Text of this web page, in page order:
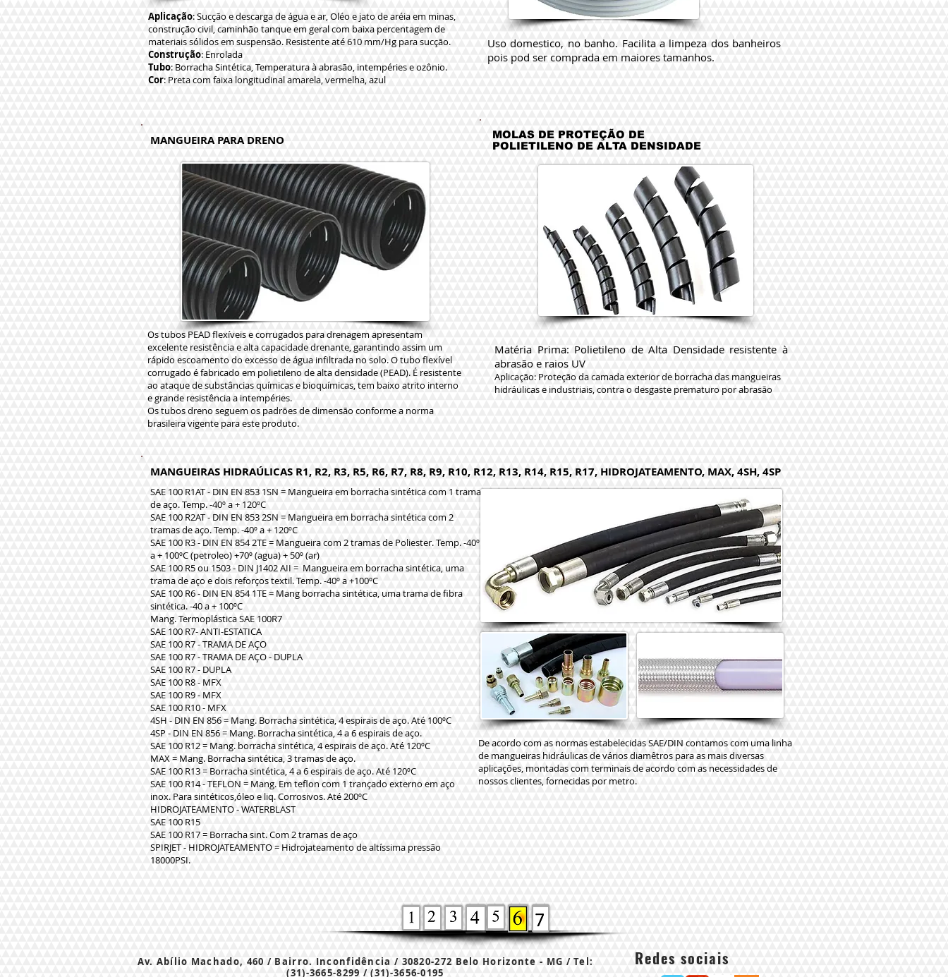
Aplicação: Sucção e descarga de água e ar, Oléo e jato de aréia em minas,
construção civil, caminhão tanque em geral com baixa percentagem de
materiais sólidos em suspensão. Resistente até 610 mm/Hg para sucção.
Construção: Enrolada
Tubo: Borracha Sintética, Temperatura à abrasão, intempéries e ozônio.
Cor: Preta com faixa longitudinal amarela, vermelha, azul
Uso domestico, no banho. Facilita a limpeza dos banheiros
pois pod ser comprada em maiores tamanhos.
MANGUEIRA PARA DRENO
Os tubos PEAD flexíveis e corrugados para drenagem apresentam
excelente resistência e alta capacidade drenante, garantindo assim um
rápido escoamento do excesso de água infiltrada no solo. O tubo flexível
corrugado é fabricado em polietileno de alta densidade (PEAD). É resistente
ao ataque de substâncias químicas e bioquímicas, tem baixo atrito interno
e grande resistência a intempéries.
Os tubos dreno seguem os padrões de dimensão conforme a norma
brasileira vigente para este produto.
MOLAS DE PROTEÇÃO DE
POLIETILENO DE ALTA DENSIDADE
Matéria Prima: Polietileno de Alta Densidade resistente à
abrasão e raios UV
Aplicação: Proteção da camada exterior de borracha das mangueiras
hidráulicas e industriais, contra o desgaste prematuro por abrasão
MANGUEIRAS HIDRAÚLICAS R1, R2, R3, R5, R6, R7, R8, R9, R10, R12, R13, R14, R15, R17, HIDROJATEAMENTO, MAX, 4SH, 4SP
De acordo com as normas estabelecidas SAE/DIN contamos com uma linha
de mangueiras hidráulicas de vários diamêtros para as mais diversas
aplicações, montadas com terminais de acordo com as necessidades de
nossos clientes, fornecidas por metro.
SAE 100 R1AT - DIN EN 853 1SN = Mangueira em borracha sintética com 1 trama
de aço. Temp. -40º a + 120ºC
SAE 100 R2AT - DIN EN 853 2SN = Mangueira em borracha sintética com 2
tramas de aço. Temp. -40º a + 120ºC
SAE 100 R3 - DIN EN 854 2TE = Mangueira com 2 tramas de Poliester. Temp. -40º
a + 100ºC (petroleo) +70º (agua) + 50º (ar)
SAE 100 R5 ou 1503 - DIN J1402 AII = Mangueira em borracha sintética, uma
trama de aço e dois reforços textil. Temp. -40º a +100ºC
SAE 100 R6 - DIN EN 854 1TE = Mang borracha sintética, uma trama de fibra
sintética. -40 a + 100ºC
Mang. Termoplástica SAE 100R7
SAE 100 R7- ANTI-ESTATICA
SAE 100 R7 - TRAMA DE AÇO
SAE 100 R7 - TRAMA DE AÇO - DUPLA
SAE 100 R7 - DUPLA
SAE 100 R8 - MFX
SAE 100 R9 - MFX
SAE 100 R10 - MFX
4SH - DIN EN 856 = Mang. Borracha sintética, 4 espirais de aço. Até 100ºC
4SP - DIN EN 856 = Mang. Borracha sintética, 4 a 6 espirais de aço.
SAE 100 R12 = Mang. borracha sintética, 4 espirais de aço. Até 120ºC
MAX = Mang. Borracha sintética, 3 tramas de aço.
SAE 100 R13 = Borracha sintética, 4 a 6 espirais de aço. Até 120ºC
SAE 100 R14 - TEFLON = Mang. Em teflon com 1 trançado externo em aço
inox. Para sintéticos,óleo e liq. Corrosivos. Até 200ºC
HIDROJATEAMENTO - WATERBLAST
SAE 100 R15
SAE 100 R17 = Borracha sint. Com 2 tramas de aço
SPIRJET - HIDROJATEAMENTO = Hidrojateamento de altíssima pressão
18000PSI.
Av. Abílio Machado, 460 / Bairro. Inconfidência / 30820-272 Belo Horizonte - MG / Tel:
(31)-3665-8299 / (31)-3656-0195
Redes sociais